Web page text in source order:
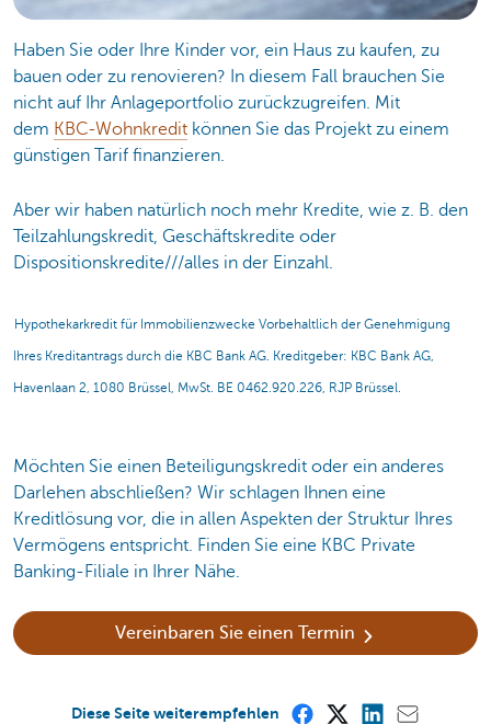
Haben Sie oder Ihre Kinder vor, ein Haus zu kaufen, zu
bauen oder zu renovieren? In diesem Fall brauchen Sie
nicht auf Ihr Anlageportfolio zurückzugreifen. Mit
dem KBC-Wohnkredit können Sie das Projekt zu einem
günstigen Tarif finanzieren.
Aber wir haben natürlich noch mehr Kredite, wie z. B. den
Teilzahlungskredit, Geschäftskredite oder
Dispositionskredite///alles in der Einzahl.
Hypothekarkredit für Immobilienzwecke Vorbehaltlich der Genehmigung
Ihres Kreditantrags durch die KBC Bank AG. Kreditgeber: KBC Bank AG,
Havenlaan 2, 1080 Brüssel, MwSt. BE 0462.920.226, RJP Brüssel.
Möchten Sie einen Beteiligungskredit oder ein anderes
Darlehen abschließen? Wir schlagen Ihnen eine
Kreditlösung vor, die in allen Aspekten der Struktur Ihres
Vermögens entspricht. Finden Sie eine KBC Private
Banking-Filiale in Ihrer Nähe.
Vereinbaren Sie einen Termin
Diese Seite weiterempfehlen